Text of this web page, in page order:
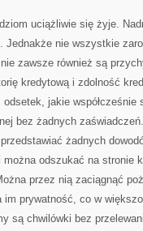
uciążliwie się żyje.
Jednakże nie wszystkie
zawsze również są
kredytową i zdolność
jakie współcześnie
bez żadnych
żadnych
odszukać na stronie
przez nią zaciągnąć
im prywatność, co w
są chwilówki bez